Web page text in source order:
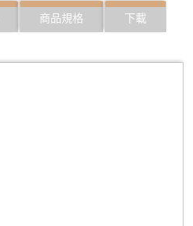
商品規格
下載